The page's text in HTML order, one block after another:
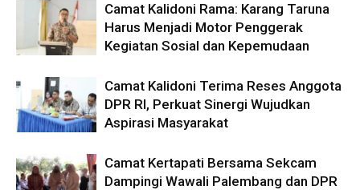
Camat Kalidoni Rama: Karang Taruna
Harus Menjadi Motor Penggerak
Kegiatan Sosial dan Kepemudaan
Camat Kalidoni Terima Reses Anggota
DPR RI, Perkuat Sinergi Wujudkan
Aspirasi Masyarakat
Camat Kertapati Bersama Sekcam
Dampingi Wawali Palembang dan DPR